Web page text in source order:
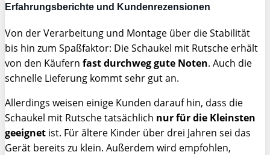
Erfahrungsberichte und Kundenrezensionen
Von der Verarbeitung und Montage über die Stabilität
bis hin zum Spaßfaktor: Die Schaukel mit Rutsche erhält
von den Käufern fast durchweg gute Noten. Auch die
schnelle Lieferung kommt sehr gut an.
Allerdings weisen einige Kunden darauf hin, dass die
Schaukel mit Rutsche tatsächlich nur für die Kleinsten
geeignet ist. Für ältere Kinder über drei Jahren sei das
Gerät bereits zu klein. Außerdem wird empfohlen,